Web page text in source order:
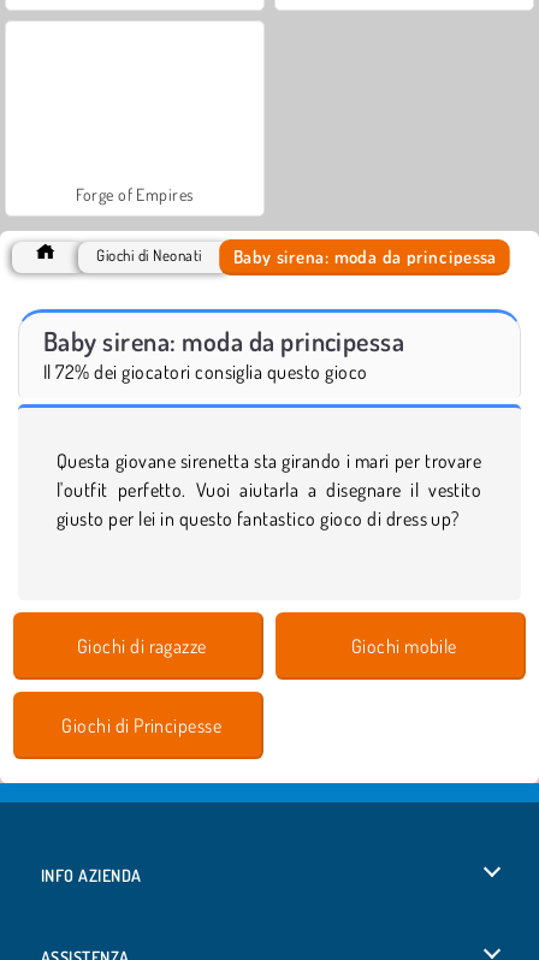
Forge of Empires
Giochi di Neonati Baby sirena: moda da principessa
Baby sirena: moda da principessa
Il 72% dei giocatori consiglia questo gioco
Questa giovane sirenetta sta girando i mari per trovare
l'outfit perfetto. Vuoi aiutarla a disegnare il vestito
giusto per lei in questo fantastico gioco di dress up?
Giochi di ragazze Giochi mobile
Giochi di Principesse
INFO AZIENDA